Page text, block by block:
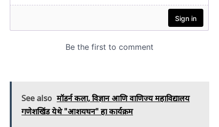
See also मॉडर्न कला, विज्ञान आणि वाणिज्य महाविद्यालय
गणेशखिंड येथे "आशयघन" हा कार्यक्रम